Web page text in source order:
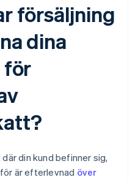
försäljning
dina
för
din kund befinner sig,
är efterlevnad över